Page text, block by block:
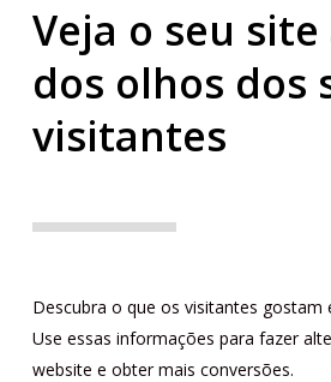
Veja o seu
dos olhos dos
visitantes
Descubra o que os visitantes gostam
Use essas informações para fazer
website e obter mais conversões.